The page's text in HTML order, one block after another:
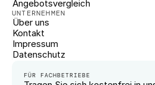
Angebotsvergleich
UNTERNEHMEN
Über uns
Kontakt
Impressum
Datenschutz
FÜR FACHBETRIEBE